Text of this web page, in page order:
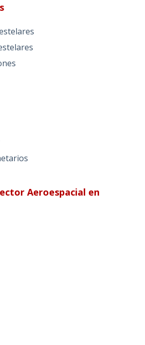
Aeroespacial en